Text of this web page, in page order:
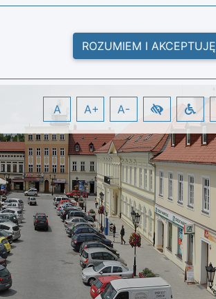
ROZUMIEM I AKCEPTUJĘ
A A+ A-